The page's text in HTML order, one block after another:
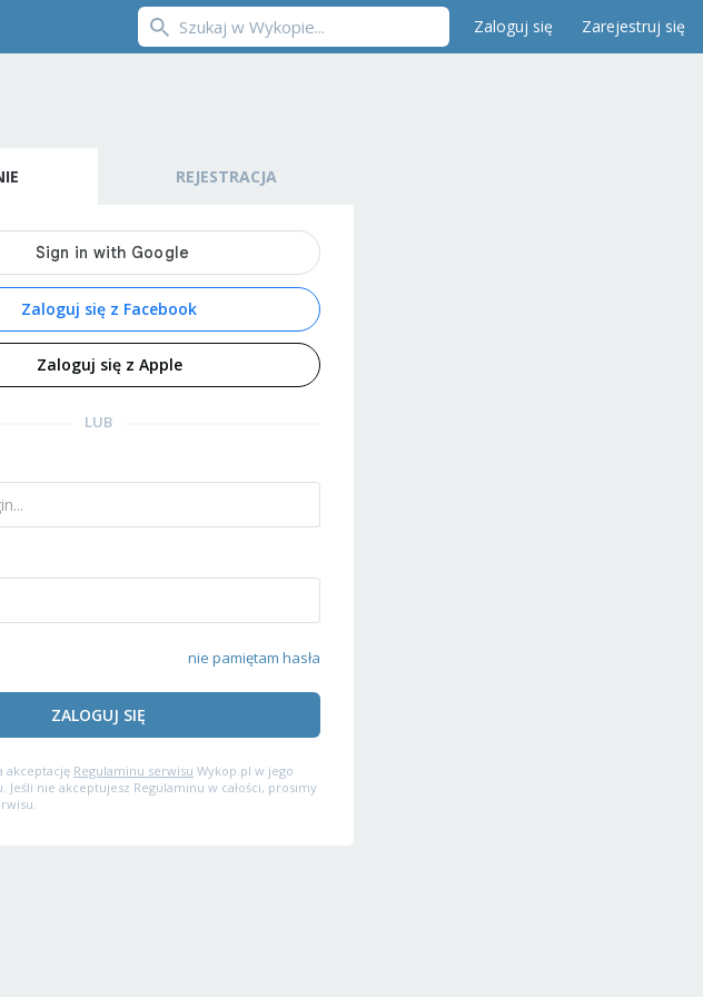
Zaloguj się Zarejestruj się
REJESTRACJA
Zaloguj się z Facebook
Zaloguj się z Apple
LUB
nie pamiętam hasła
ZALOGUJ SIĘ
akceptację Regulaminu serwisu Wykop.pl w jego
nie akceptujesz Regulaminu w całości, prosimy